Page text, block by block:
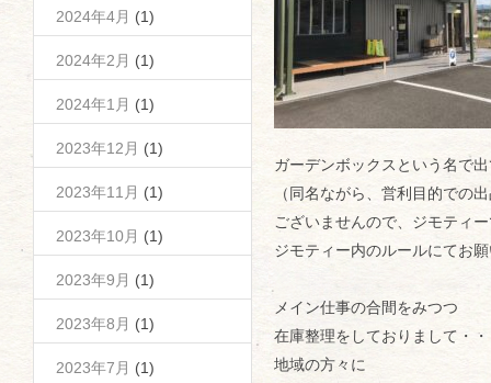
ガーデンボックスという名で
（同名ながら、営利目的での
ございませんので、ジモティ
ジモティー内のルールにてお
メイン仕事の合間をみつつ
在庫整理をしておりまして・
地域の方々に
2024年4月 (1)
2024年2月 (1)
2024年1月 (1)
2023年12月 (1)
2023年11月 (1)
2023年10月 (1)
2023年9月 (1)
2023年8月 (1)
2023年7月 (1)